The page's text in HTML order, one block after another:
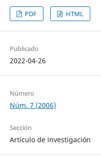
PDF HTML
Publicado
2022-04-26
Número
Núm. 7 (2006)
Sección
Artículo de investigación